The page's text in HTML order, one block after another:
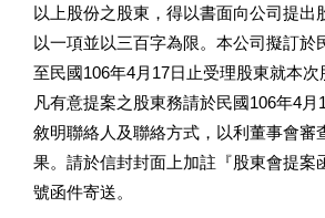
以上股份之股東，得以書面向公司提出
以一項並以三百字為限。本公司擬訂於
至民國106年4月17日止受理股東就本次
凡有意提案之股東務請於民國106年4月
敘明聯絡人及聯絡方式，以利董事會審
果。請於信封封面上加註『股東會提案
號函件寄送。